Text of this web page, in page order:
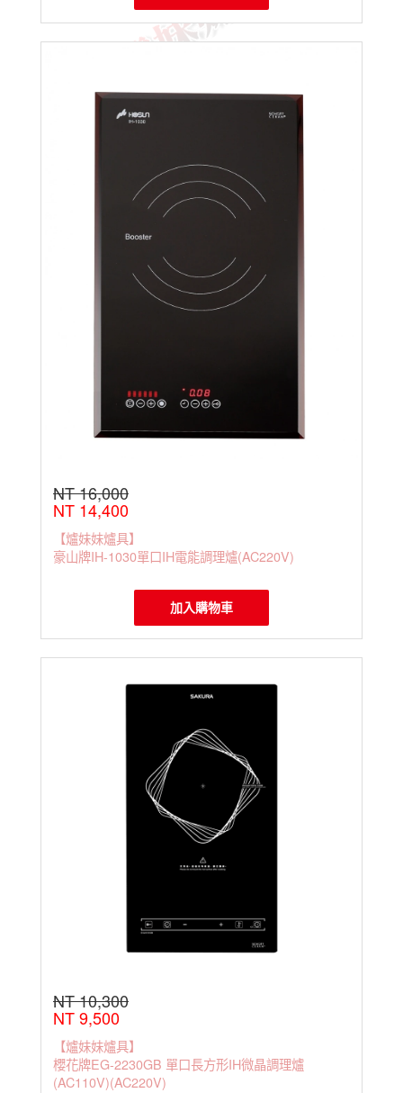
NT 16,000
NT 14,400
【爐妹妹爐具】
豪山牌IH-1030單口IH電能調理爐(AC220V)
加入購物車
NT 10,300
NT 9,500
【爐妹妹爐具】
櫻花牌EG-2230GB 單口長方形IH微晶調理爐
(AC110V)(AC220V)